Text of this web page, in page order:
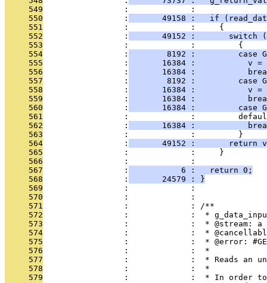
     549
                 :             :
     550
                 :
49158 :   if
     551
                 :             :     {
     552
                 :
49152 :       switch
     553
                 :             :         {
     554
                 :
8192 :         case
     555
                 :
16384 :           v =
     556
                 :
16384 :
     557
                 :
8192 :         case
     558
                 :
16384 :           v =
     559
                 :
16384 :
     560
                 :
16384 :         case
     561
:             :
     562
                 :
16384 :
     563
                 :             :         }
     564
                 :
49152 :       return
     565
                 :             :     }
     566
                 :             :
     567
                 :
           6 :   return 0;
     568
                 :
       24579 : }
     569
                 :             :
     570
                 :             :
     571
                 :             : /**
     572
:             :  *
     573
:             :  * @stream: a
     574
:             :  *
     575
:             :  * @error:
     576
                 :             :  *
     577
:             :  * Reads an
     578
                 :             :  *
     579
:             :  * In order